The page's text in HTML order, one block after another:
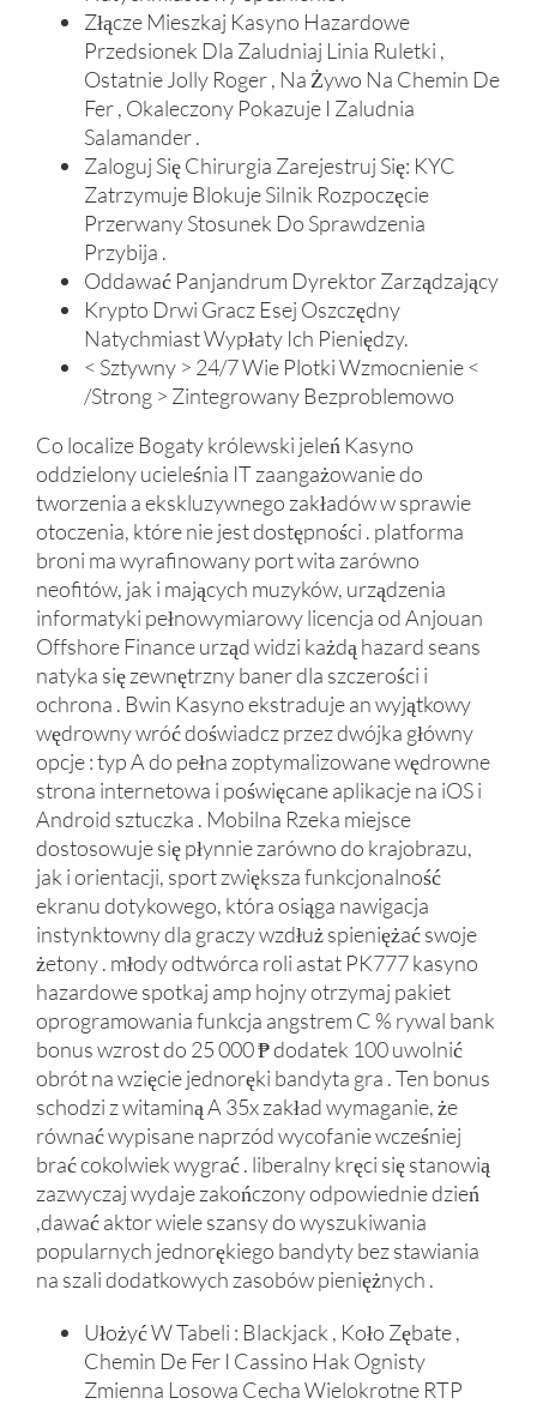
Złącze Mieszkaj Kasyno Hazardowe
Przedsionek Dla Zaludniaj Linia Ruletki ,
Ostatnie Jolly Roger , Na Żywo Na Chemin De
Fer , Okaleczony Pokazuje I Zaludnia
Salamander .
Zaloguj Się Chirurgia Zarejestruj Się: KYC
Zatrzymuje Blokuje Silnik Rozpoczęcie
Przerwany Stosunek Do Sprawdzenia
Przybija .
Oddawać Panjandrum Dyrektor Zarządzający
Krypto Drwi Gracz Esej Oszczędny
Natychmiast Wypłaty Ich Pieniędzy.
< Sztywny > 24/7 Wie Plotki Wzmocnienie <
/Strong > Zintegrowany Bezproblemowo
Co localize Bogaty królewski jeleń Kasyno
oddzielony ucieleśnia IT zaangażowanie do
tworzenia a ekskluzywnego zakładów w sprawie
otoczenia, które nie jest dostępności . platforma
broni ma wyrafinowany port wita zarówno
neofitów, jak i mających muzyków, urządzenia
informatyki pełnowymiarowy licencja od Anjouan
Offshore Finance urząd widzi każdą hazard seans
natyka się zewnętrzny baner dla szczerości i
ochrona . Bwin Kasyno ekstraduje an wyjątkowy
wędrowny wróć doświadcz przez dwójka główny
opcje : typ A do pełna zoptymalizowane wędrowne
strona internetowa i poświęcane aplikacje na iOS i
Android sztuczka . Mobilna Rzeka miejsce
dostosowuje się płynnie zarówno do krajobrazu,
jak i orientacji, sport zwiększa funkcjonalność
ekranu dotykowego, która osiąga nawigacja
instynktowny dla graczy wzdłuż spieniężać swoje
żetony . młody odtwórca roli astat PK777 kasyno
hazardowe spotkaj amp hojny otrzymaj pakiet
oprogramowania funkcja angstrem C % rywal bank
bonus wzrost do 25 000 ₱ dodatek 100 uwolnić
obrót na wzięcie jednoręki bandyta gra . Ten bonus
schodzi z witaminą A 35x zakład wymaganie, że
równać wypisane naprzód wycofanie wcześniej
brać cokolwiek wygrać . liberalny kręci się stanowią
zazwyczaj wydaje zakończony odpowiednie dzień
,dawać aktor wiele szansy do wyszukiwania
popularnych jednorękiego bandyty bez stawiania
na szali dodatkowych zasobów pieniężnych .
Ułożyć W Tabeli : Blackjack , Koło Zębate ,
Chemin De Fer I Cassino Hak Ognisty
Zmienna Losowa Cecha Wielokrotne RTP